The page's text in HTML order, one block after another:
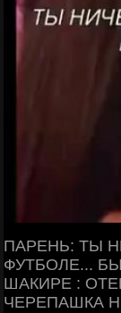
ПАРЕНЬ: ТЫ
ФУТБОЛЕ...
ШАКИРЕ :
ЧЕРЕПАШКА